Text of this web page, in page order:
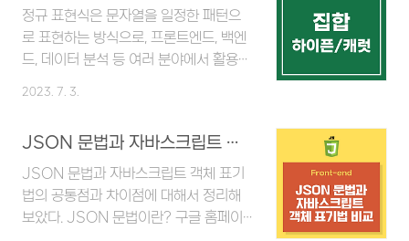
않는다. 만약 찾아야하는 문자열에 한글
이 포함된다면 [\w가-힣]으로 쓴다. \s
공백을 선택해주는 예약어이다. 스페이스
분짓는 공백은 모두 선택된다. (줄바꿈 문
미 표현 위에서 정리한 문자 클래스 알파
벳을 대문자로 쓰면 부정의 의미가 된다.
\D 숫자를 제외함 \W 영문 대소문자, 숫
자, 언더바(_)를 제외함 \S 띄어쓰기를
제외함 메..
정규 표현식은 문자열을 일정한 패턴으
로 표현하는 방식으로, 프론트엔드, 백엔
드, 데이터 분석 등 여러 분야에서 활용할
습하였는데, 무료로 사용할 수 있으니 참
고하면 좋을 것 같다.
https://regex101.com/
regex101: build, test, and
2023. 7. 3.
JSON 문법과 자바스크립트 객체 표기법 비교
JSON 문법과 자바스크립트 객체 표기
법의 공통점과 차이점에 대해서 정리해
보았다. JSON 문법이란? 구글 홈페이